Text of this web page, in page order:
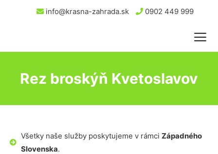
info@krasna-zahrada.sk 0902 449 999
Rez broskýň Kvetoslavov
Všetky naše služby poskytujeme v rámci Západného
Slovenska.